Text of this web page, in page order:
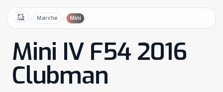
HomeMarche Mini
Mini IV F54 2016
Clubman